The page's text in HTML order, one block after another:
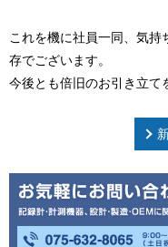
これを機に社員一同、気
存でございます。
今後とも倍旧のお引き立て